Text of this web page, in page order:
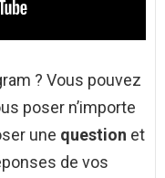
? Vous pouvez
poser n’importe
une question et
de vos